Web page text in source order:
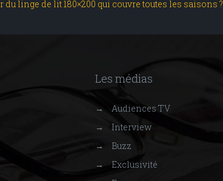
linge de lit 180×200 qui couvre toutes les saisons ?
Les médias
→
Audiences TV
→
Interview
→
Buzz
→
Exclusivité